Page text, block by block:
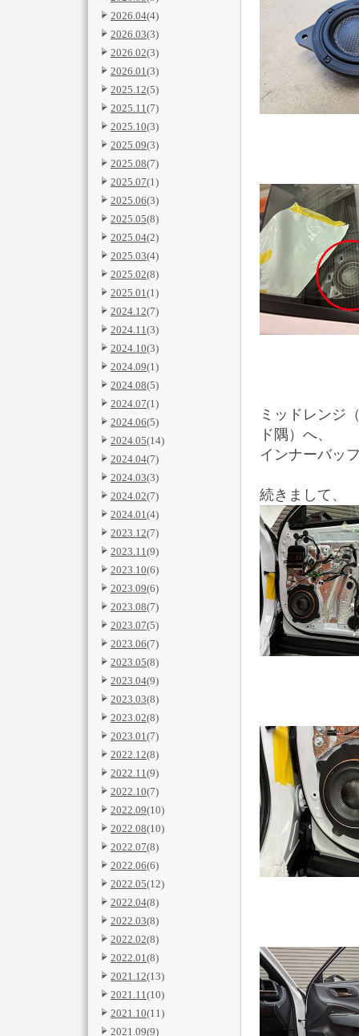
2026.04(4)
2026.03(3)
2026.02(3)
2026.01(3)
2025.12(5)
2025.11(7)
2025.10(3)
2025.09(3)
2025.08(7)
2025.07(1)
2025.06(3)
2025.05(8)
2025.04(2)
2025.03(4)
2025.02(8)
2025.01(1)
2024.12(7)
2024.11(3)
2024.10(3)
2024.09(1)
2024.08(5)
2024.07(1)
2024.06(5)
2024.05(14)
2024.04(7)
2024.03(3)
2024.02(7)
2024.01(4)
2023.12(7)
2023.11(9)
2023.10(6)
2023.09(6)
2023.08(7)
2023.07(5)
2023.06(7)
2023.05(8)
2023.04(9)
2023.03(8)
2023.02(8)
2023.01(7)
2022.12(8)
2022.11(9)
2022.10(7)
2022.09(10)
2022.08(10)
2022.07(8)
2022.06(6)
2022.05(12)
2022.04(8)
2022.03(8)
2022.02(8)
2022.01(8)
2021.12(13)
2021.11(10)
2021.10(11)
2021.09(9)
ミッドレンジ
ド隅）へ、
インナーバッ
続きまして、